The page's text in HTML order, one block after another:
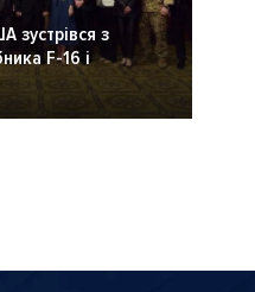
зустрівся з
F-16 і